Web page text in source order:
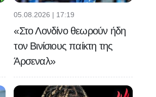
05.08.2026 | 17:19
«Στο Λονδίνο θεωρούν ήδη
τον Βινίσιους παίκτη της
Άρσεναλ»